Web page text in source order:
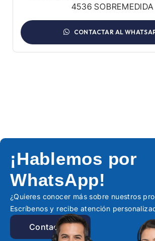
4536 SOBREMEDIDA
CONTACTAR AL
¡Hablemos por
WhatsApp!
¿Quieres conocer más sobre nuestros
Escríbenos y recibe atención
Contactar!